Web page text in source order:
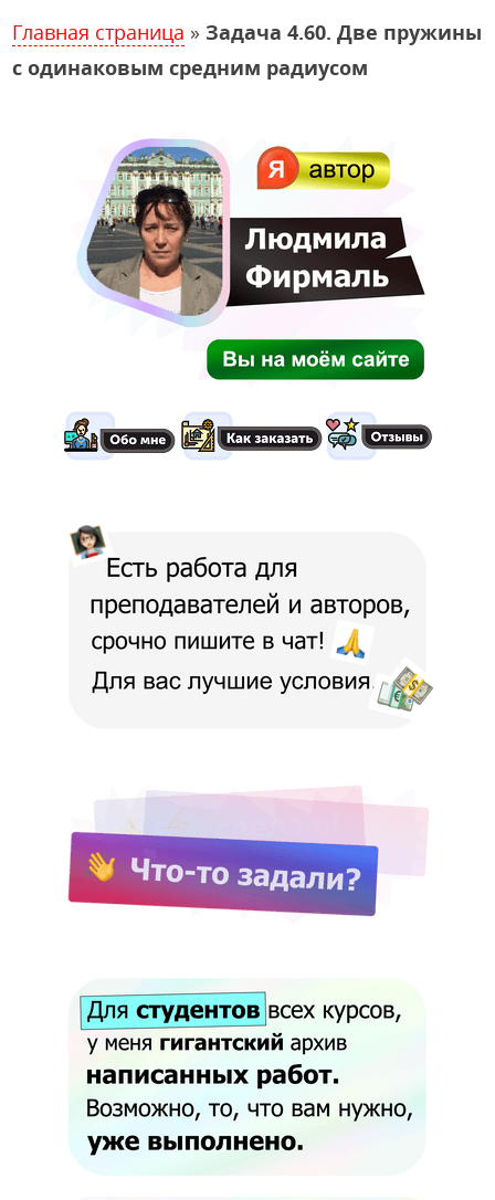
Главная страница » Задача 4.60. Две пружины
с одинаковым средним радиусом